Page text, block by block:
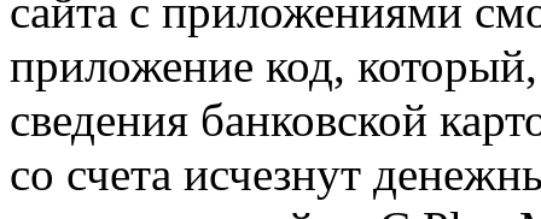
сайта с приложениями
приложение код,
сведения банковской
со счета исчезнут